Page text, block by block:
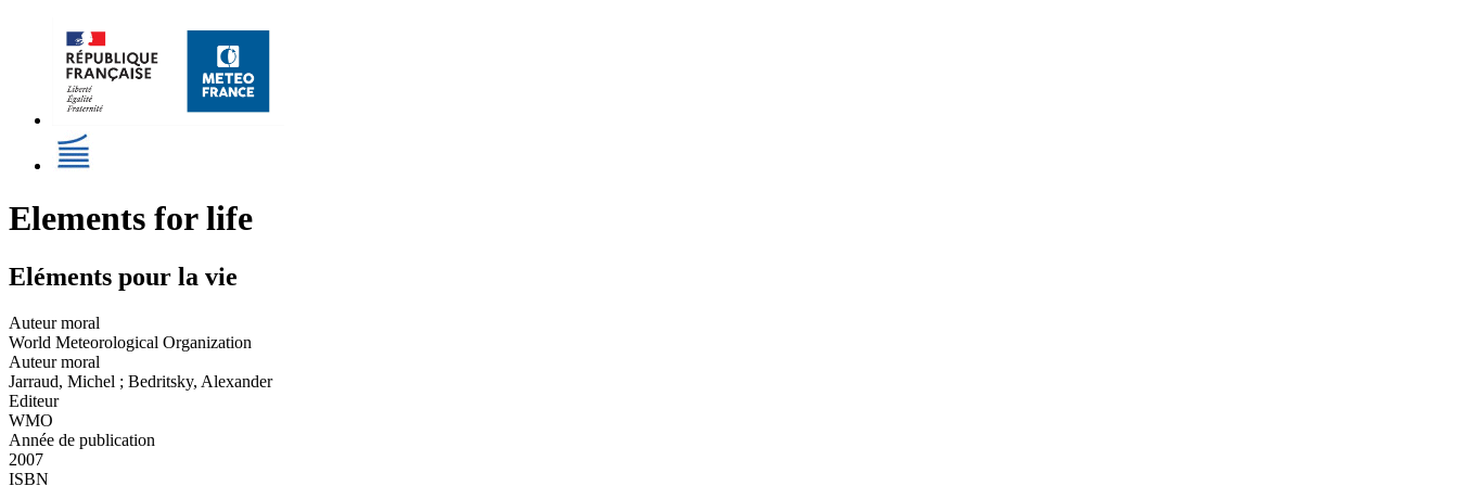
Elements for life
Eléments pour la vie
Auteur moral
World Meteorological Organization
Auteur moral
Jarraud, Michel ; Bedritsky, Alexander
Editeur
WMO
Année de publication
2007
ISBN